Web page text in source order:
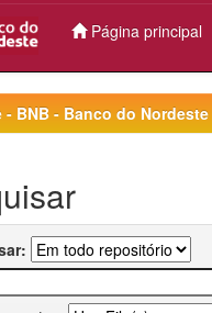
Página principal
- BNB - Banco do